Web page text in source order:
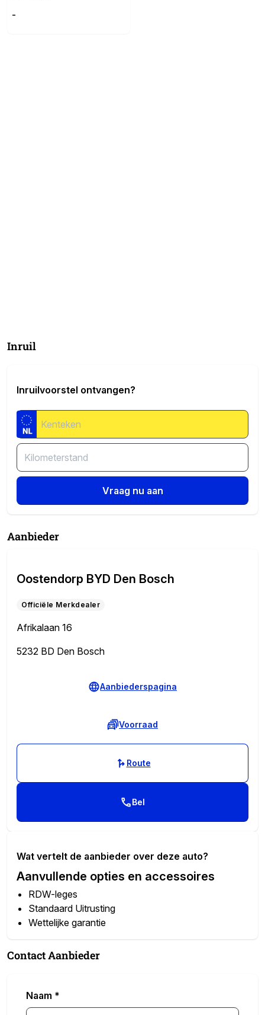
-
Inruil
Inruilvoorstel ontvangen?
Vraag nu aan
Aanbieder
Oostendorp BYD Den Bosch
Officiële Merkdealer
Afrikalaan 16
5232 BD Den Bosch
Aanbiederspagina
Voorraad
Route
Bel
Wat vertelt de aanbieder over deze auto?
Aanvullende opties en accessoires
RDW-leges
Standaard Uitrusting
Wettelijke garantie
Actieradius:
Interieurkleur:Grey
Contact Aanbieder
Naam *